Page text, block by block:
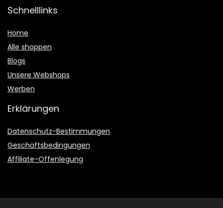
Schnelllinks
Home
Alle shoppen
Blogs
Unsere Webshops
Werben
Erklärungen
Datenschutz-Bestimmungen
Geschäftsbedingungen
Affiliate-Offenlegung